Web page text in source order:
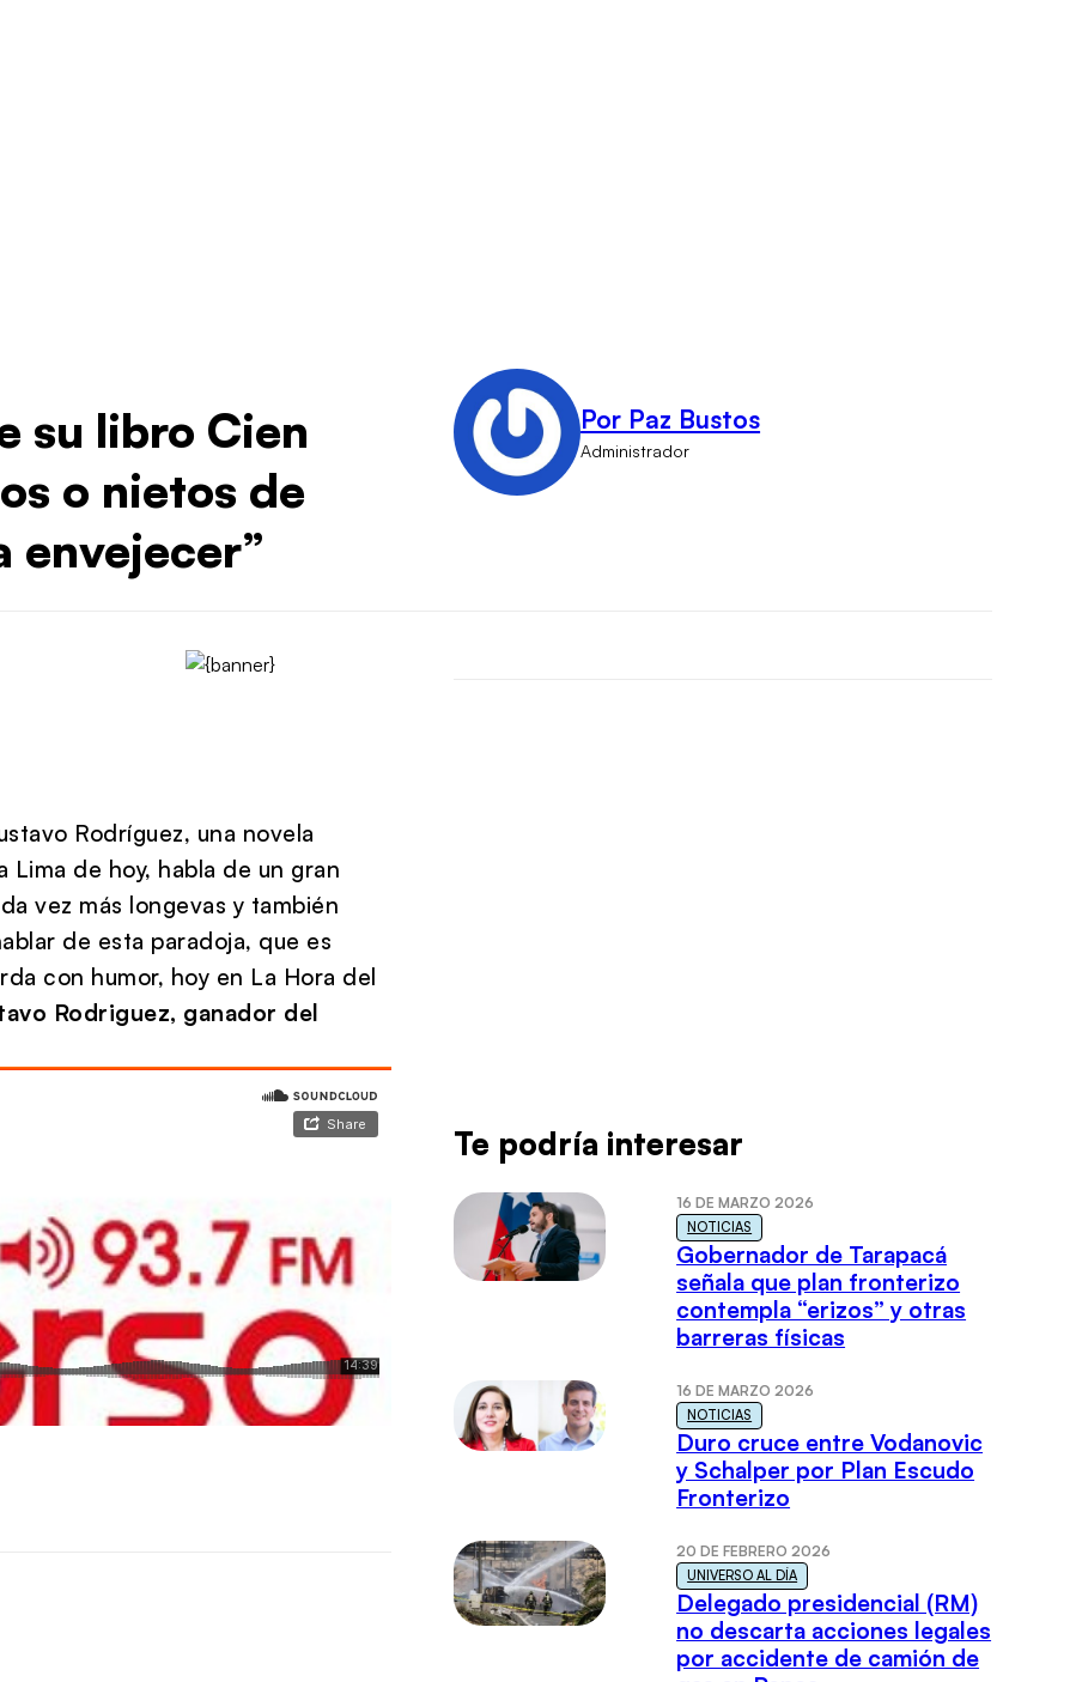
su libro Cien
o nietos de
envejecer”
Por Paz Bustos
Administrador
Rodríguez, una novela
Lima de hoy, habla de un gran
vez más longevas y también
de esta paradoja, que es
con humor, hoy en La Hora del
Rodriguez, ganador del
Te podría interesar
16 DE MARZO 2026
NOTICIAS
Gobernador de Tarapacá
señala que plan fronterizo
contempla “erizos” y otras
barreras físicas
16 DE MARZO 2026
NOTICIAS
Duro cruce entre Vodanovic
y Schalper por Plan Escudo
Fronterizo
20 DE FEBRERO 2026
UNIVERSO AL DÍA
Delegado presidencial (RM)
no descarta acciones legales
por accidente de camión de